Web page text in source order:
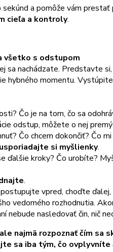
a pomôže vám
cieľa a kontroly.
všetko s odstupom
sa nachádzate. Predstavte
hybného momentu.
Čo je na tom, čo sa
odstup, môžete o nej
Čo chcem dokončiť? Čo
usporiadajte si myšlienky.
ďalšie kroky? Čo urobíte?
.
vpred, choďte
vedomého rozhodnutia.
nebude nasledovať čin, nič
najmä rozpoznať čím sa
sa iba tým, čo ovplyvníte